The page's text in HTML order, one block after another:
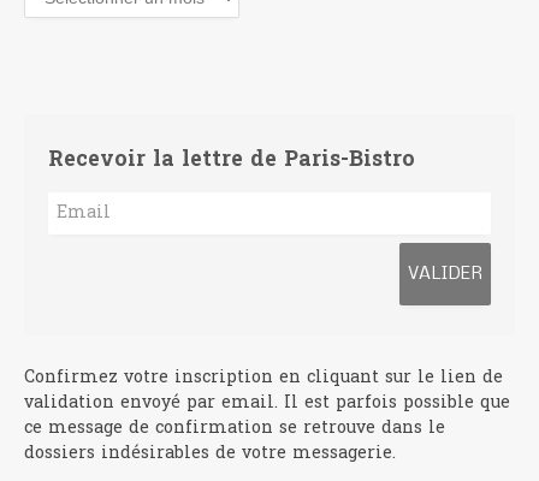
Recevoir la lettre de Paris-Bistro
Confirmez votre inscription en cliquant sur le lien de
validation envoyé par email. Il est parfois possible que
ce message de confirmation se retrouve dans le
dossiers indésirables de votre messagerie.